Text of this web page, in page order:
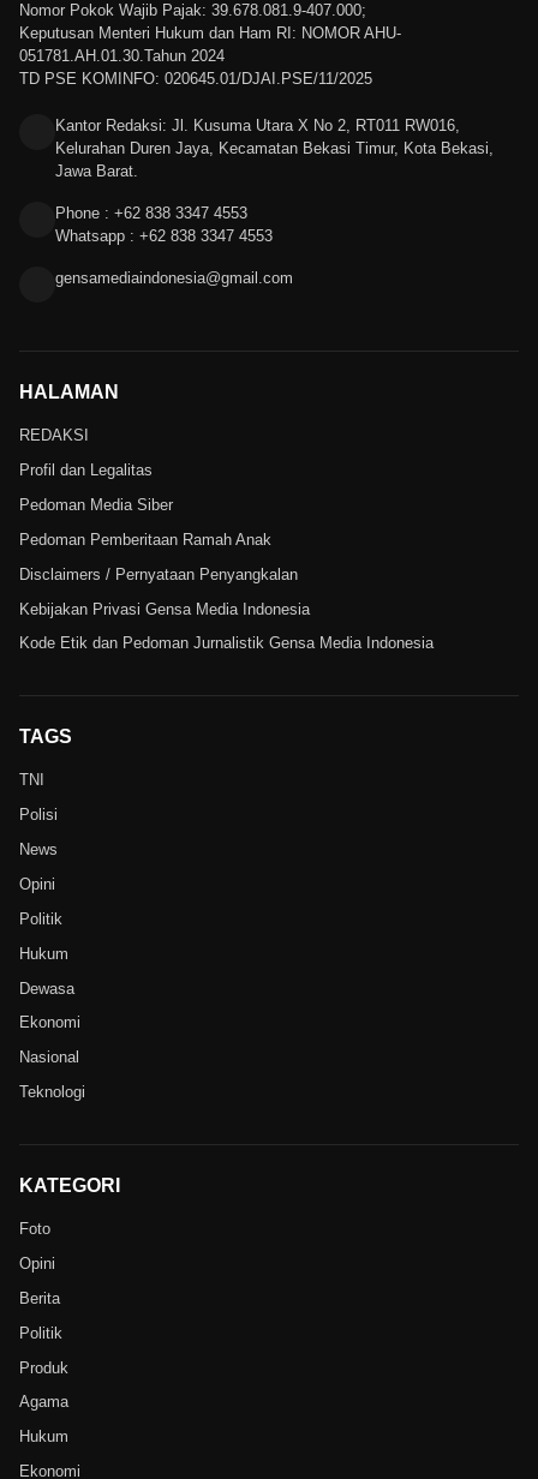
Nomor Pokok Wajib Pajak: 39.678.081.9-407.000;
Keputusan Menteri Hukum dan Ham RI: NOMOR AHU-
051781.AH.01.30.Tahun 2024
TD PSE KOMINFO: 020645.01/DJAI.PSE/11/2025
Kantor Redaksi: Jl. Kusuma Utara X No 2, RT011 RW016,
Kelurahan Duren Jaya, Kecamatan Bekasi Timur, Kota Bekasi,
Jawa Barat.
Phone : +62 838 3347 4553
Whatsapp : +62 838 3347 4553
gensamediaindonesia@gmail.com
HALAMAN
REDAKSI
Profil dan Legalitas
Pedoman Media Siber
Pedoman Pemberitaan Ramah Anak
Disclaimers / Pernyataan Penyangkalan
Kebijakan Privasi Gensa Media Indonesia
Kode Etik dan Pedoman Jurnalistik Gensa Media Indonesia
TAGS
TNI
Polisi
News
Opini
Politik
Hukum
Dewasa
Ekonomi
Nasional
Teknologi
KATEGORI
Foto
Opini
Berita
Politik
Produk
Agama
Hukum
Ekonomi